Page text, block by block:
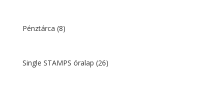
Pénztárca (8)
Single STAMPS óralap (26)